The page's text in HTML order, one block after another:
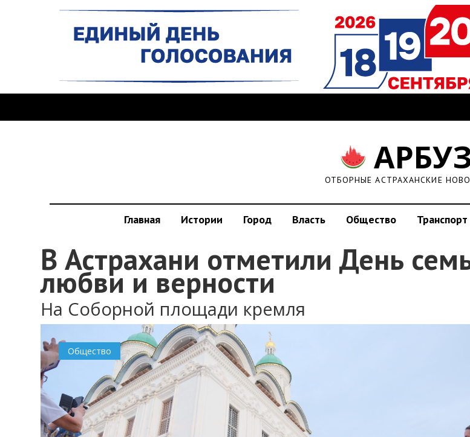
ОТБОРНЫЕ АСТРАХАНСКИЕ
Главная Истории Город Власть Общество Транспорт
В Астрахани отметили День
любви и верности
На Соборной площади кремля
Общество